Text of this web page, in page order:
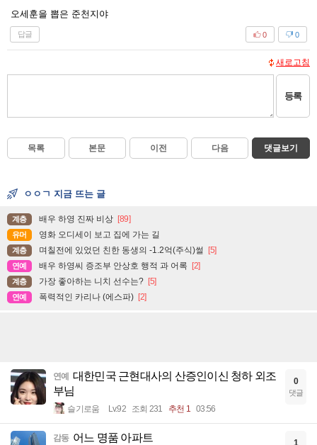
오세훈을 뽑은 준천지야
답글 0
0
새로고침
등록
목록 본문 이전 다음 댓글보기
ㅇㅇㄱ 지금 뜨는 글
계층 배우 하영 진짜 비상 [89]
유머 영화 오디세이 보고 집에 가는 길
계층 며칠전에 있었던 친한 동생의 -1.2억(주식)썰 [5]
연예 배우 하영씨 증조부 안상호 행적 과 어록 [2]
계층 가장 좋아하는 니치 선수는? [5]
연예 폭력적인 카리나 (에스파) [2]
연예
대한민국 근현대사의 산증인이신 청하 외조
부님
슬기로움 Lv.92 조회 231 추천 1 03:56
0
댓글
감동 어느 명품 아파트 1